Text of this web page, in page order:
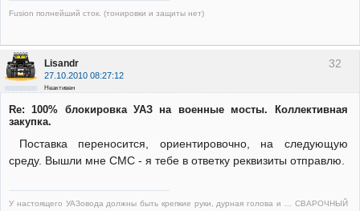
Fusion полнейший сток. (тонировки и защиты нет)
32
Lisandr
27.10.2010 08:27:12
Неактивен
Re: 100% блокировка УАЗ на военные мосты. Коллективная
закупка.
Поставка переносится, ориентировочно, на следующую
среду. Вышли мне СМС - я тебе в ответку реквизиты отправлю.
У настоящего УАЗовода должны быть крепкие руки, дурная голова и ... СВАРОЧНЫЙ